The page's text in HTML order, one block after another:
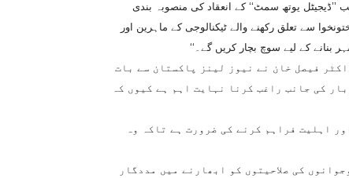
یوتھ سمٹ‘‘ کے انعقاد کی منصوبہ بندی
سے تعلق رکھنے والے ٹیکنالوجی کے ماہرین اور
بنانے کے لیے سوچ بچار کریں گے۔‘‘
فیصل خان نے نیوز لینز پاکستان سے بات
کی جانب راغب کرنا نہایت اہم ہے کیوں کہ
اہلیت فراہم کرنے کی ضرورت ہے تاکہ وہ
منصوبہ نوجوانوں کی صلاحیتوں کو ابھارنے میں مددگار